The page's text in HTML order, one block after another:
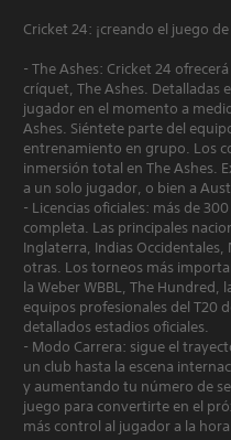
Cricket 24: ¡creando el juego
- The Ashes: Cricket 24
críquet, The Ashes. Detalladas
jugador en el momento a
Ashes. Siéntete parte del
entrenamiento en grupo. Los
inmersión total en The Ashes.
a un solo jugador, o bien a
- Licencias oficiales: más de
completa. Las principales
Inglaterra, Indias Occidentales,
otras. Los torneos más
la Weber WBBL, The Hundred,
equipos profesionales del T20
detallados estadios oficiales.
- Modo Carrera: sigue el
un club hasta la escena
y aumentando tu número de
juego para convertirte en el
más control al jugador a la